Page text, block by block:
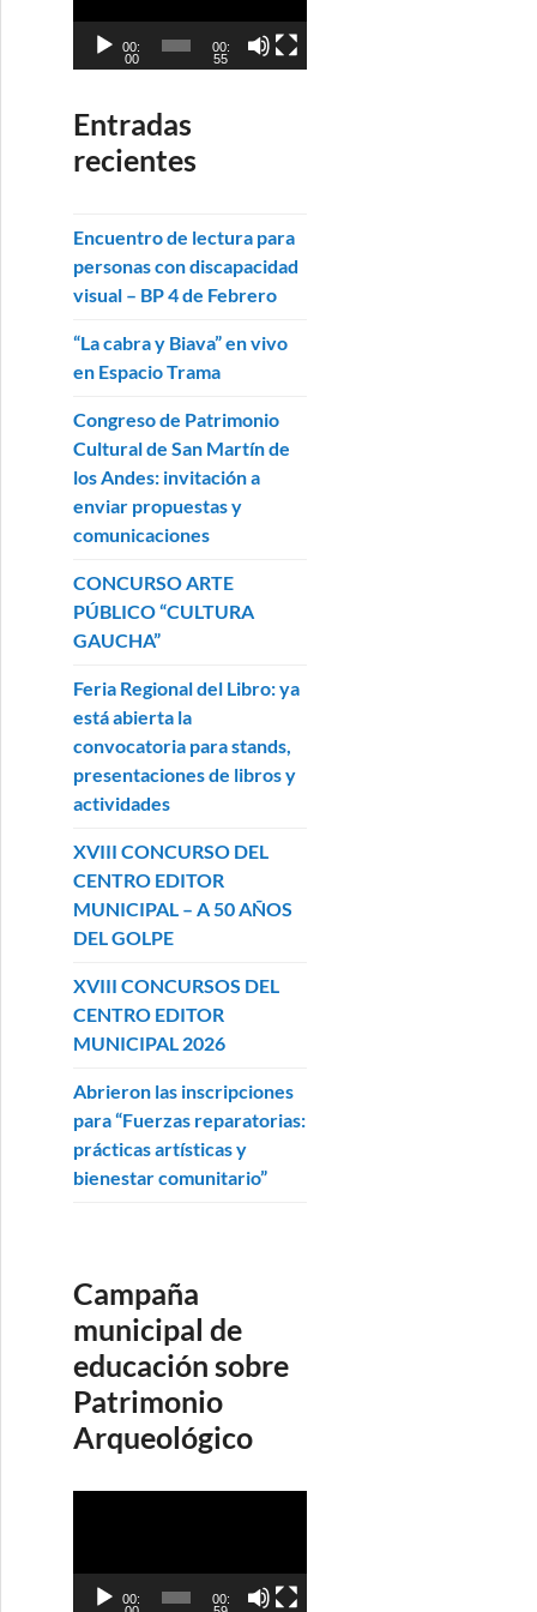
e
e
o
o
u
c
r
d
e
d
e
o
00:
00
00:
55
Entradas
recientes
Encuentro de lectura para
personas con discapacidad
visual – BP 4 de Febrero
“La cabra y Biava” en vivo
en Espacio Trama
Congreso de Patrimonio
Cultural de San Martín de
los Andes: invitación a
enviar propuestas y
comunicaciones
CONCURSO ARTE
PÚBLICO “CULTURA
GAUCHA”
Feria Regional del Libro: ya
está abierta la
convocatoria para stands,
presentaciones de libros y
actividades
XVIII CONCURSO DEL
CENTRO EDITOR
MUNICIPAL – A 50 AÑOS
DEL GOLPE
XVIII CONCURSOS DEL
CENTRO EDITOR
MUNICIPAL 2026
Abrieron las inscripciones
para “Fuerzas reparatorias:
prácticas artísticas y
bienestar comunitario”
Campaña
municipal de
educación sobre
Patrimonio
Arqueológico
00:
00: